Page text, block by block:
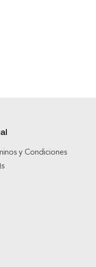
y Condiciones